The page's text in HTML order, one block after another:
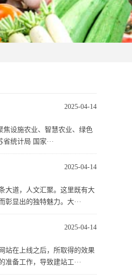
2025-04-14
焦设施农业、智慧农业、绿色
统计局 国家···
2025-04-14
大道，人文汇聚。这里既有大
显出的独特魅力。大···
2025-04-14
站在上线之后，所取得的效果
备工作，导致建站工···